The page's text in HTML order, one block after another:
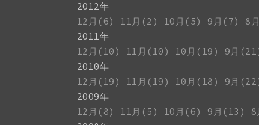
2012年
12月(6)
11月(2) 10月(5) 9月(7) 8
2011年
12月(10)
11月(10) 10月(19) 9月
2010年
12月(19)
11月(19) 10月(18) 9月
2009年
12月(8)
11月(5) 10月(6) 9月(13)